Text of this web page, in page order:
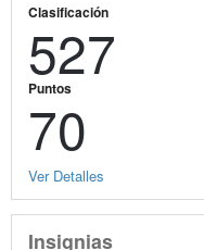
Clasificación
527
Puntos
70
Ver Detalles
Insignias